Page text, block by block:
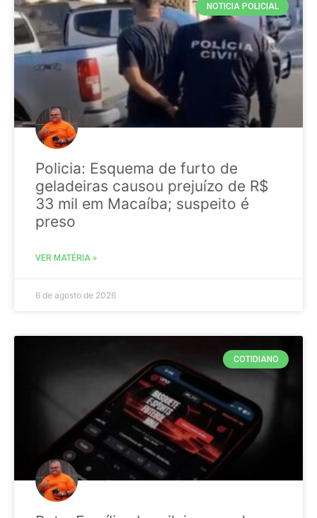
NOTICIA POLICIAL
Policia: Esquema de furto de
geladeiras causou prejuízo de R$
33 mil em Macaíba; suspeito é
preso
VER MATÉRIA »
6 de agosto de 2026
COTIDIANO